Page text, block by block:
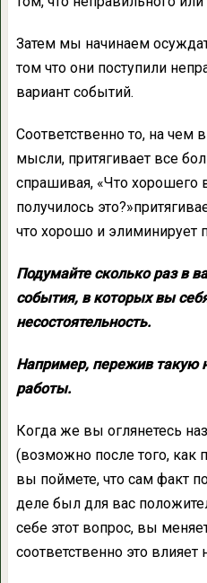
Затем мы начинаем
том что они поступили
вариант событий.
Соответственно то, на чем
мысли, притягивает все
спрашивая, «Что хорошего
получилось
что хорошо и элиминирует
Подумайте сколько раз в
события, в которых вы
несостоятельность.
Например, пережив такую
работы.
Когда же вы оглянетесь
(возможно после того, как
вы поймете, что сам факт
деле был для вас
себе этот вопрос, вы
соответственно это